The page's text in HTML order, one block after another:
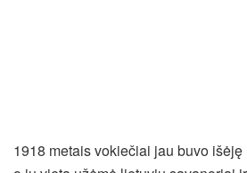
1918 metais vokiečiai jau buvo